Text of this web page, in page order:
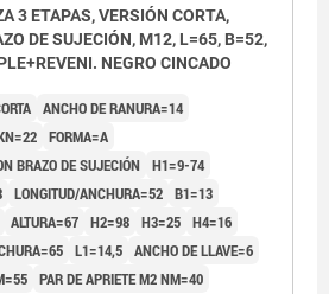
3 ETAPAS, VERSIÓN CORTA,
DE SUJECIÓN, M12, L=65, B=52,
NEGRO CINCADO
ANCHO DE RANURA=14
FORMA=A
BRAZO DE SUJECIÓN H1=9-74
LONGITUD/ANCHURA=52 B1=13
ALTURA=67 H2=98 H3=25 H4=16
L1=14,5 ANCHO DE LLAVE=6
PAR DE APRIETE M2 NM=40